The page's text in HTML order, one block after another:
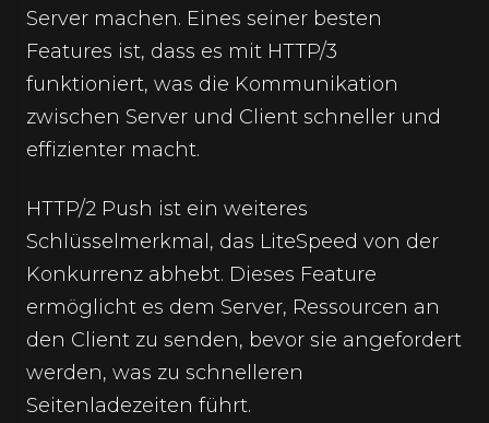
Server machen. Eines seiner besten
Features ist, dass es mit HTTP/3
funktioniert, was die Kommunikation
zwischen Server und Client schneller und
effizienter macht.
HTTP/2 Push ist ein weiteres
Schlüsselmerkmal, das LiteSpeed von der
Konkurrenz abhebt. Dieses Feature
ermöglicht es dem Server, Ressourcen an
den Client zu senden, bevor sie angefordert
werden, was zu schnelleren
Seitenladezeiten führt.